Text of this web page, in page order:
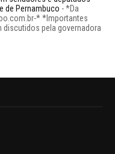
de Pernambuco -*Da
* *Importantes
pela governadora